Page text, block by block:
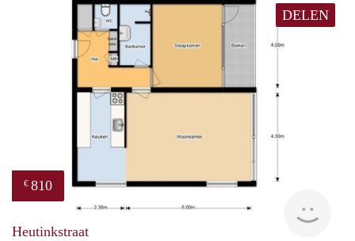
DELEN
€ 810
Heutinkstraat